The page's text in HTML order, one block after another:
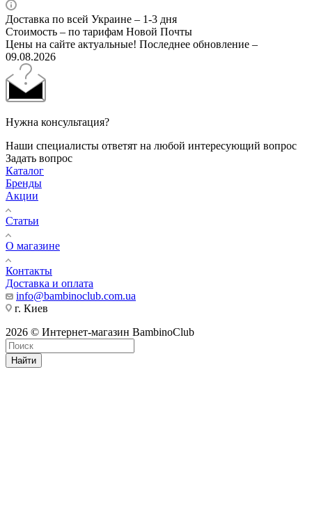
Доставка по всей Украине – 1-3 дня
Стоимость – по тарифам Новой Почты
Цены на сайте актуальные! Последнее обновление –
09.08.2026
Нужна консультация?
Наши специалисты ответят на любой интересующий вопрос
Задать вопрос
Каталог
Бренды
Акции
Статьи
О магазине
Контакты
Доставка и оплата
info@bambinoclub.com.ua
г. Киев
2026 © Интернет-магазин BambinoClub
Найти